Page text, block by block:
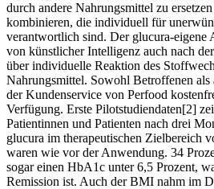
durch andere Nahrungsmittel zu
kombinieren, die individuell für
verantwortlich sind. Der glucura-
von künstlicher Intelligenz auch nach
über individuelle Reaktion des
Nahrungsmittel. Sowohl Betroffenen als
der Kundenservice von Perfood
Verfügung. Erste Pilotstudiendaten[2]
Patientinnen und Patienten nach drei
glucura im therapeutischen Zielbereich
waren wie vor der Anwendung. 34
sogar einen HbA1c unter 6,5 Prozent,
Remission ist. Auch der BMI nahm im